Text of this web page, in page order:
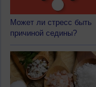
Может ли стресс быть
причиной седины?